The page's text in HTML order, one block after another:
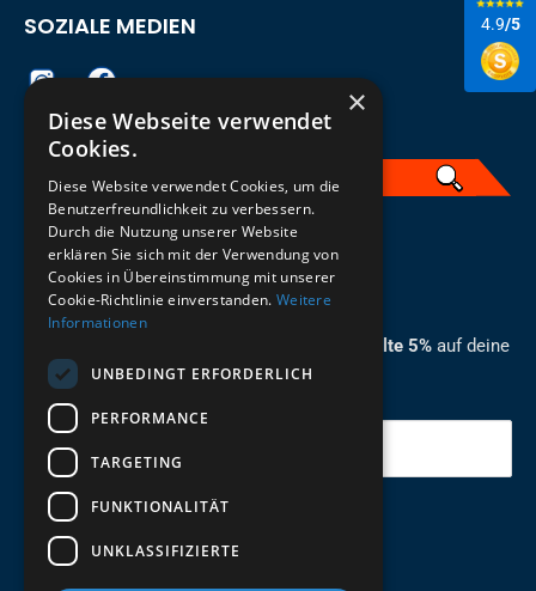
4.9/5
ZUM NEWSLETTER ANMELDEN
Melde dich jetzt zum Newsletter an und erhalte 5% auf deine
erste Bestellung.
Deine Email
Abschicken
SOZIALE MEDIEN
German
×
Diese Webseite verwendet
Cookies.
Diese Website verwendet Cookies, um die
Benutzerfreundlichkeit zu verbessern.
Durch die Nutzung unserer Website
erklären Sie sich mit der Verwendung von
Cookies in Übereinstimmung mit unserer
Cookie-Richtlinie einverstanden. Weitere
Informationen
UNBEDINGT ERFORDERLICH
PERFORMANCE
TARGETING
FUNKTIONALITÄT
UNKLASSIFIZIERTE